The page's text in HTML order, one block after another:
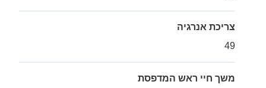
צריכת אנרגיה
49
משך חיי ראש המדפסת